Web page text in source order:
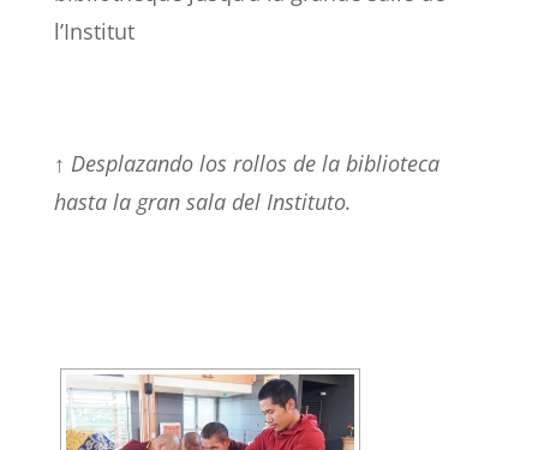
↑ Desplazando los rollos de la biblioteca
hasta la gran sala del Instituto.